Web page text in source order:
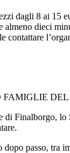
dagli 8 ai
dieci
contattare
Finalborgo,
passo,